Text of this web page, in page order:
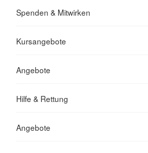
Spenden & Mitwirken
Kursangebote
Angebote
Hilfe & Rettung
Angebote